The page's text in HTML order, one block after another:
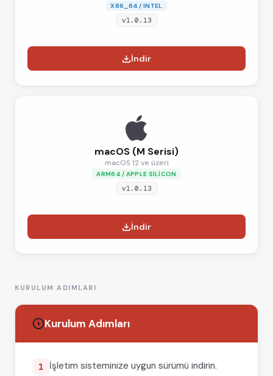
X86_64 / INTEL
v1.0.13
İndir
macOS (M Serisi)
macOS 12 ve üzeri
ARM64 / APPLE SILICON
v1.0.13
İndir
KURULUM ADIMLARI
Kurulum Adımları
1 İşletim sisteminize uygun sürümü indirin.